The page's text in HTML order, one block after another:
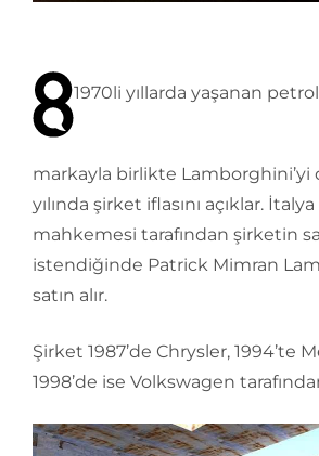
1970li yıllarda yaşanan
markayla birlikte Lamborghini’yi
yılında şirket iflasını açıklar. İtalya
mahkemesi tarafından şirketin
istendiğinde Patrick Mimran
satın alır.
Şirket 1987’de Chrysler, 1994’te
1998’de ise Volkswagen